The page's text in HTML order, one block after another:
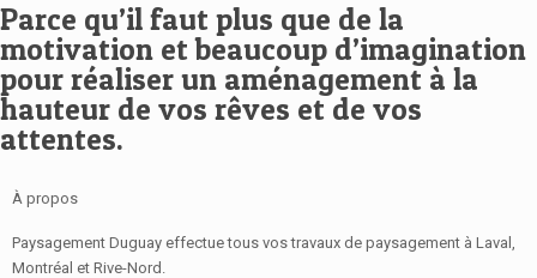
Parce qu’il faut plus que de la
motivation et beaucoup d’imagination
pour réaliser un aménagement à la
hauteur de vos rêves et de vos
attentes.
À propos
Paysagement Duguay effectue tous vos travaux de paysagement à Laval,
Montréal et Rive-Nord.